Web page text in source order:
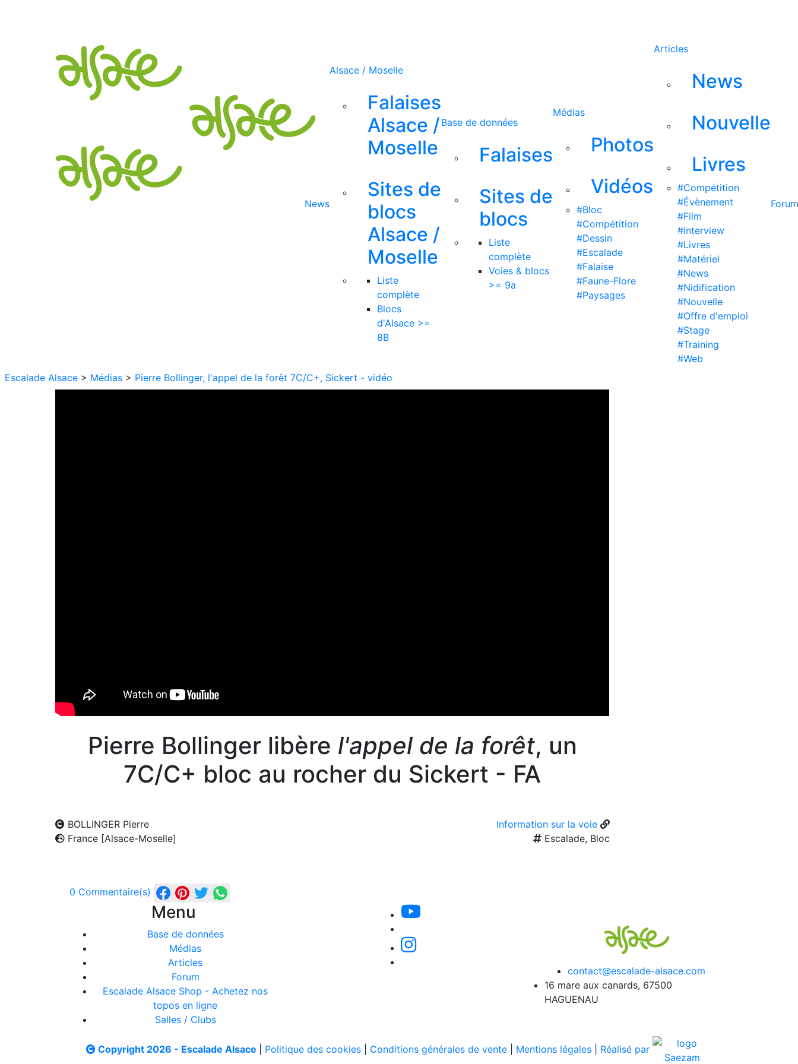
News
Alsace / Moselle
Falaises
Alsace /
Moselle
Sites de
blocs
Alsace /
Moselle
Liste
complète
Blocs
d'Alsace >=
8B
Base de données
Falaises
Sites de
blocs
Liste
complète
Voies & blocs
>= 9a
Médias
Photos
Vidéos
#Bloc
#Compétition
#Dessin
#Escalade
#Falaise
#Faune-Flore
#Paysages
Articles
News
Nouvelle
Livres
#Compétition
#Évènement
#Film
#Interview
#Livres
#Matériel
#News
#Nidification
#Nouvelle
#Offre d'emploi
#Stage
#Training
#Web
Forum
Escalade Alsace > Médias > Pierre Bollinger, l'appel de la forêt 7C/C+, Sickert - vidéo
Pierre Bollinger libère l'appel de la forêt, un
7C/C+ bloc au rocher du Sickert - FA
BOLLINGER Pierre
Information sur la voie
France [Alsace-Moselle]
Escalade, Bloc
0 Commentaire(s)
Menu
Base de données
Médias
Articles
Forum
Escalade Alsace Shop - Achetez nos
topos en ligne
Salles / Clubs
contact@escalade-alsace.com
16 mare aux canards, 67500
HAGUENAU
Copyright 2026 - Escalade Alsace Politique des cookies Conditions générales de vente Mentions légales Réalisé par